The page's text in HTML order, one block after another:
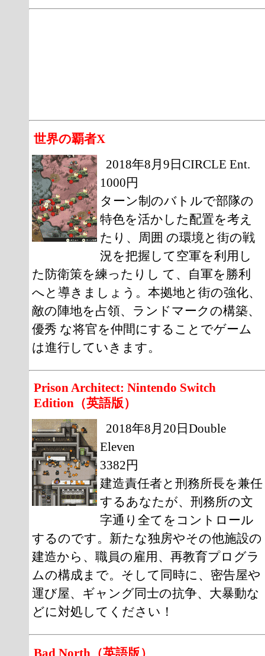
世界の覇者X
2018年8月9日CIRCLE Ent.
1000円
ターン制のバトルで部隊の
特色を活かした配置を考え
たり、周囲 の環境と街の戦
況を把握して空軍を利用し
た防衛策を練ったりし て、自軍を勝利
へと導きましょう。本拠地と街の強化、
敵の陣地を占領、ランドマークの構築、
優秀 な将官を仲間にすることでゲーム
は進行していきます。
Prison Architect: Nintendo Switch
Edition（英語版）
2018年8月20日Double
Eleven
3382円
建造責任者と刑務所長を兼任
するあなたが、刑務所の文
字通り全てをコントロール
するのです。新たな独房やその他施設の
建造から、職員の雇用、再教育プログラ
ムの構成まで。そして同時に、密告屋や
運び屋、ギャング同士の抗争、大暴動な
どに対処してください！
Bad North（英語版）